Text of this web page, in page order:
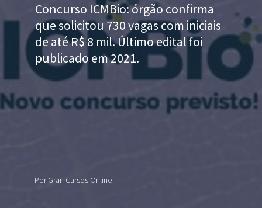
Concurso ICMBio: órgão confirma
que solicitou 730 vagas com iniciais
de até R$ 8 mil. Último edital foi
publicado em 2021.
Por Gran Cursos Online